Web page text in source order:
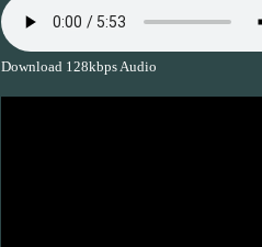
Download 128kbps Audio